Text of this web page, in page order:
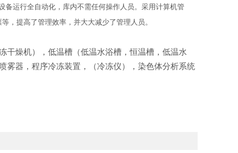
运行全自动化，库内不需任何操作人员。采用计算机管
，提高了管理效率，并大大减少了管理人员。
干燥机），低温槽（低温水浴槽，恒温槽，低温水
雾器，程序冷冻装置，（冷冻仪），染色体分析系统